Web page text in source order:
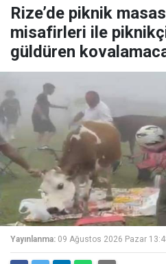
Rize’de piknik
misafirleri ile
güldüren
Yayınlanma: 09 Ağustos 2026 Pazar